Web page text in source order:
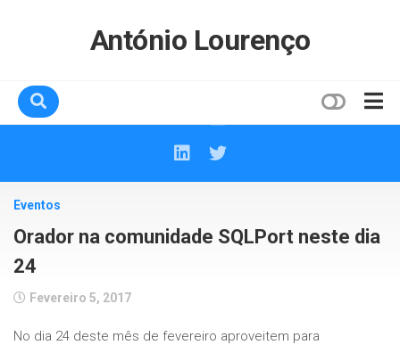
António Lourenço
Contactos
Eventos
Orador na comunidade SQLPort neste dia
24
Fevereiro 5, 2017
No dia 24 deste mês de fevereiro aproveitem para